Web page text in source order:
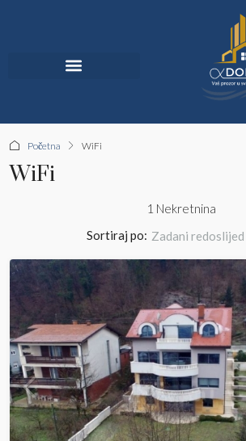
Početna WiFi
WiFi
1 Nekretnina
Sortiraj po: Zadani redoslijed